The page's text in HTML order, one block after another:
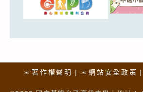
☞著作權聲明 ☞網站安全政策